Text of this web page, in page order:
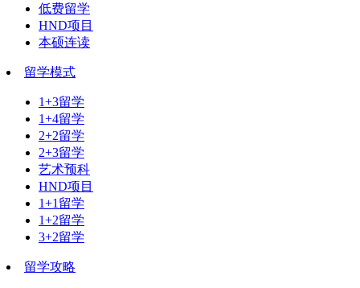
低费留学
HND项目
本硕连读
留学模式
1+3留学
1+4留学
2+2留学
2+3留学
艺术预科
HND项目
1+1留学
1+2留学
3+2留学
留学攻略